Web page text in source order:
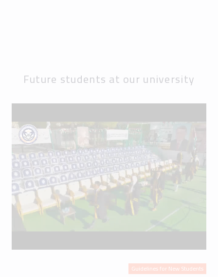
Future students at our university
Guidelines for New Students